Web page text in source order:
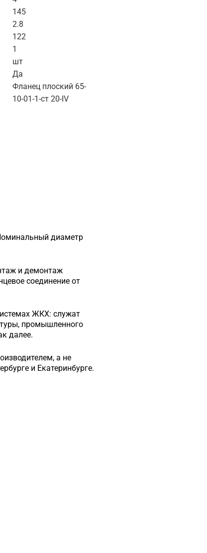
145
2.8
122
1
шт
Да
Фланец плоский 65-
10-01-1-ст 20-IV
диаметр
и демонтаж
соединение от
ЖКХ: служат
промышленного
далее.
а не
и Екатеринбурге.